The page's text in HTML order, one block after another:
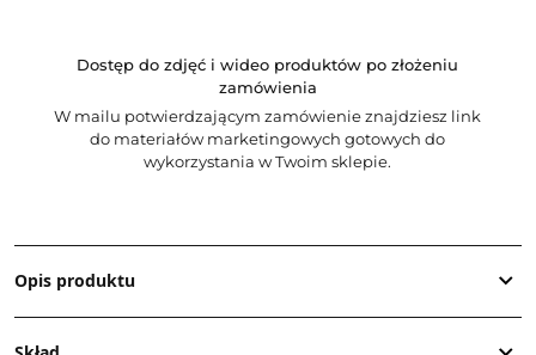
Dostęp do zdjęć i wideo produktów po złożeniu
zamówienia
W mailu potwierdzającym zamówienie znajdziesz link
do materiałów marketingowych gotowych do
wykorzystania w Twoim sklepie.
Opis produktu